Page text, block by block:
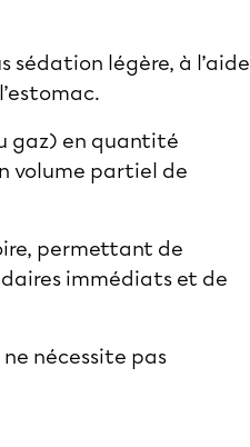
sédation légère, à l’aide
gaz) en quantité
volume partiel de
permettant de
immédiats et de
nécessite pas